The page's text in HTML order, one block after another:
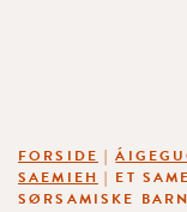
FORSIDE |
SAEMIEH | ET
SØRSAMISKE